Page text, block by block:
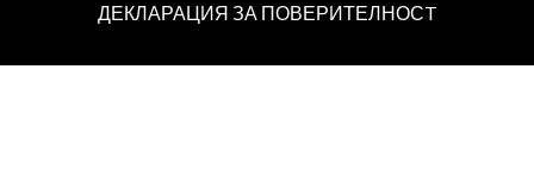
ДЕКЛАРАЦИЯ ЗА ПОВЕРИТЕЛНОСT